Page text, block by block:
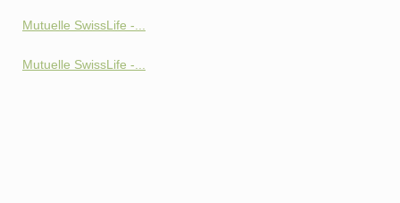
Mutuelle SwissLife -...
Mutuelle SwissLife -...